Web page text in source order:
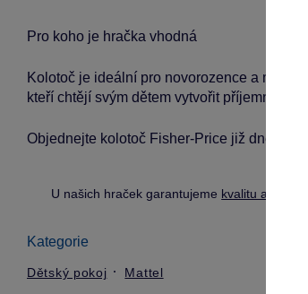
Pro koho je hračka vhodná
Kolotoč je ideální pro novorozence a malé
kteří chtějí svým dětem vytvořit příjemné
Objednejte kolotoč Fisher-Price již dnes a
U našich hraček garantujeme kvalitu a
Kategorie
Dětský pokoj Mattel